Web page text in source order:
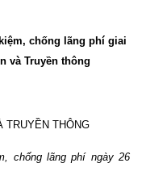
chống lãng phí giai
và Truyền thông
TRUYỀN THÔNG
chống lãng phí ngày 26